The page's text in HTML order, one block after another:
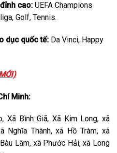
cao: UEFA Champions
Golf, Tennis.
dục quốc tế: Da Vinci, Happy
Minh:
Xã Bình Giã, Xã Kim Long, xã
Nghĩa Thành, xã Hồ Tràm, xã
Lâm, xã Phước Hải, xã Long